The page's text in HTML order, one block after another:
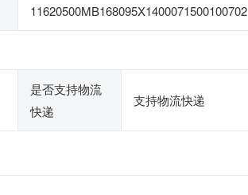
11620500MB168095X1400071500100702
是否支持物流
快递
支持物流快递